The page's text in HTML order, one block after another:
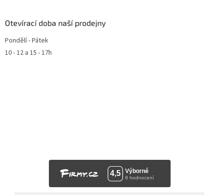
Otevírací doba naší prodejny
Pondělí - Pátek
10 - 12 a 15 - 17h